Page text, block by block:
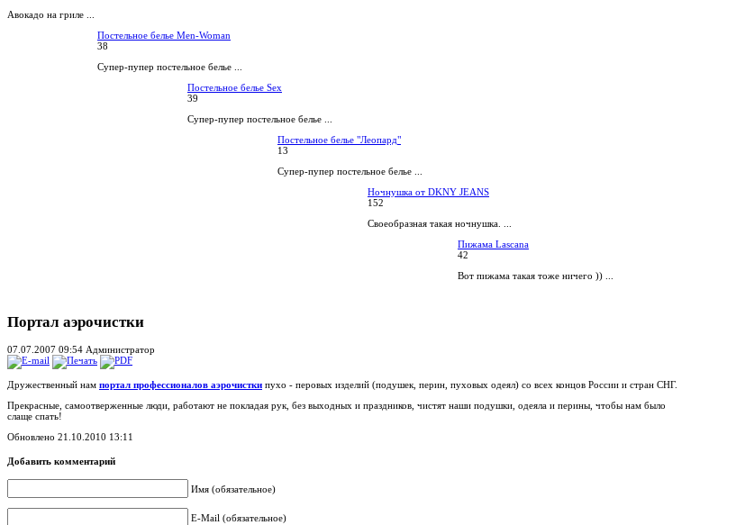
Авокадо на гриле ...
Постельное белье Men-Woman
38
Супер-пупер постельное белье ...
Постельное белье Sex
39
Супер-пупер постельное белье ...
Постельное белье "Леопард"
13
Супер-пупер постельное белье ...
Ночнушка от DKNY JEANS
152
Своеобразная такая ночнушка. ...
Пижама Lascana
42
Вот пижама такая тоже ничего )) ...
Портал аэрочистки
07.07.2007 09:54 Администратор
Дружественный нам портал профессионалов аэрочистки пухо - перовых изделий (подушек, перин, пуховых одеял) со всех концов России и стран СНГ.
Прекрасные, самоотверженные люди, работают не покладая рук, без выходных и праздников, чистят наши подушки, одеяла и перины, чтобы нам было
слаще спать!
Обновлено 21.10.2010 13:11
Добавить комментарий
Имя (обязательное)
E-Mail (обязательное)